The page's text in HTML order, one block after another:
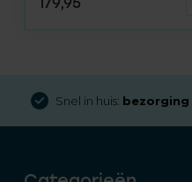
Snel in huis: bezorging